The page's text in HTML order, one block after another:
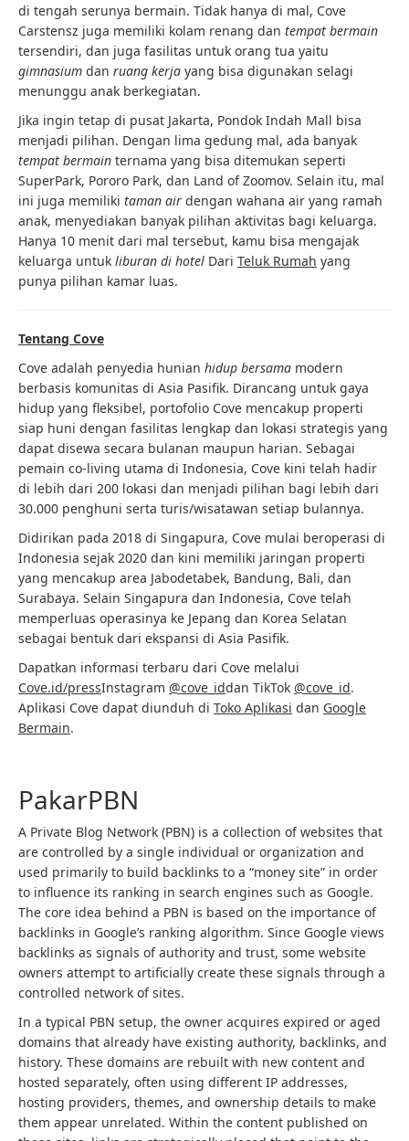
di tengah serunya bermain. Tidak hanya di mal, Cove
Carstensz juga memiliki kolam renang dan tempat bermain
tersendiri, dan juga fasilitas untuk orang tua yaitu
gimnasium dan ruang kerja yang bisa digunakan selagi
menunggu anak berkegiatan.
Jika ingin tetap di pusat Jakarta, Pondok Indah Mall bisa
menjadi pilihan. Dengan lima gedung mal, ada banyak
tempat bermain ternama yang bisa ditemukan seperti
SuperPark, Pororo Park, dan Land of Zoomov. Selain itu, mal
ini juga memiliki taman air dengan wahana air yang ramah
anak, menyediakan banyak pilihan aktivitas bagi keluarga.
Hanya 10 menit dari mal tersebut, kamu bisa mengajak
keluarga untuk liburan di hotel Dari Teluk Rumah yang
punya pilihan kamar luas.
Tentang Cove
Cove adalah penyedia hunian hidup bersama modern
berbasis komunitas di Asia Pasifik. Dirancang untuk gaya
hidup yang fleksibel, portofolio Cove mencakup properti
siap huni dengan fasilitas lengkap dan lokasi strategis yang
dapat disewa secara bulanan maupun harian. Sebagai
pemain co-living utama di Indonesia, Cove kini telah hadir
di lebih dari 200 lokasi dan menjadi pilihan bagi lebih dari
30.000 penghuni serta turis/wisatawan setiap bulannya.
Didirikan pada 2018 di Singapura, Cove mulai beroperasi di
Indonesia sejak 2020 dan kini memiliki jaringan properti
yang mencakup area Jabodetabek, Bandung, Bali, dan
Surabaya. Selain Singapura dan Indonesia, Cove telah
memperluas operasinya ke Jepang dan Korea Selatan
sebagai bentuk dari ekspansi di Asia Pasifik.
Dapatkan informasi terbaru dari Cove melalui
Cove.id/pressInstagram @cove_iddan TikTok @cove_id.
Aplikasi Cove dapat diunduh di Toko Aplikasi dan Google
Bermain.
PakarPBN
A Private Blog Network (PBN) is a collection of websites that
are controlled by a single individual or organization and
used primarily to build backlinks to a “money site” in order
to influence its ranking in search engines such as Google.
The core idea behind a PBN is based on the importance of
backlinks in Google’s ranking algorithm. Since Google views
backlinks as signals of authority and trust, some website
owners attempt to artificially create these signals through a
controlled network of sites.
In a typical PBN setup, the owner acquires expired or aged
domains that already have existing authority, backlinks, and
history. These domains are rebuilt with new content and
hosted separately, often using different IP addresses,
hosting providers, themes, and ownership details to make
them appear unrelated. Within the content published on